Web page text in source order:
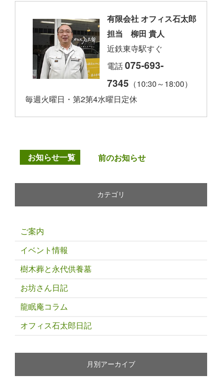
有限会社 オフィス石太郎
担当 柳田 貴人
近鉄東寺駅すぐ
電話075-693-
7345 （10:30～18:00）
毎週火曜日・第2第4水曜日定休
お知らせ一覧 前のお知らせ
カテゴリ
ご案内
イベント情報
樹木葬と永代供養墓
お坊さん日記
龍眠庵コラム
オフィス石太郎日記
月別アーカイブ